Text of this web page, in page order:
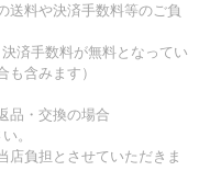
送料や決済手数料等のご負
済手数料が無料となってい
含みます）
品・交換の場合
。
店負担とさせていただきま